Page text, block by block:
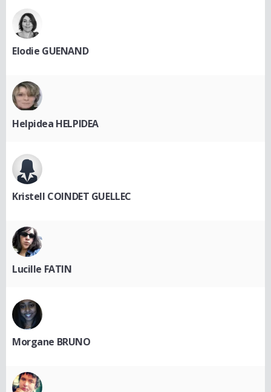
Elodie GUENAND
Helpidea HELPIDEA
Kristell COINDET GUELLEC
Lucille FATIN
Morgane BRUNO